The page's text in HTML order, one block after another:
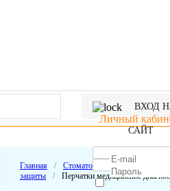
Личный
ВХОД
САЙТ
Главная / Стоматологические расходные
защиты
/ Перчатки медицинские